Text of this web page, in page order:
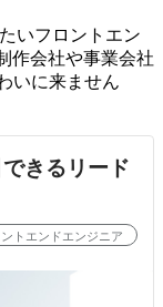
いフロントエン
作会社や事業会社
いに来ません